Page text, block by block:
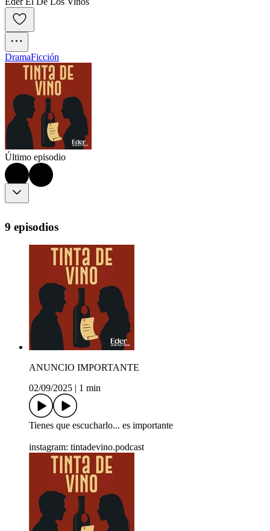
DramaFicción
Último episodio
9 episodios
ANUNCIO IMPORTANTE
02/09/2025
1 min
Tienes que escucharlo... es importante
instagram: tintadevino.podcast